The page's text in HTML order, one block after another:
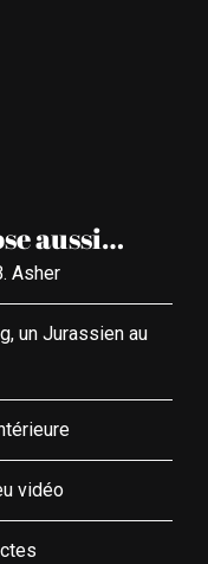
aussi…
Asher
un Jurassien au
vidéo